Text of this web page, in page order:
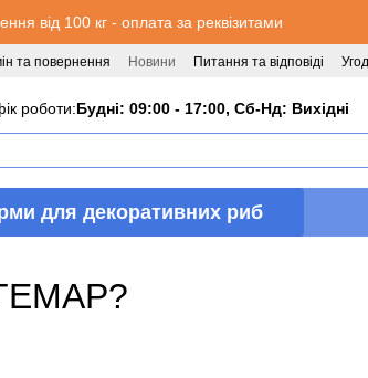
від 100 кг - оплата за реквізитами
та повернення Новини Питання та відповіді
роботи:Будні: 09:00 - 17:00, Сб-Нд: Вихідні
для декоративних риб